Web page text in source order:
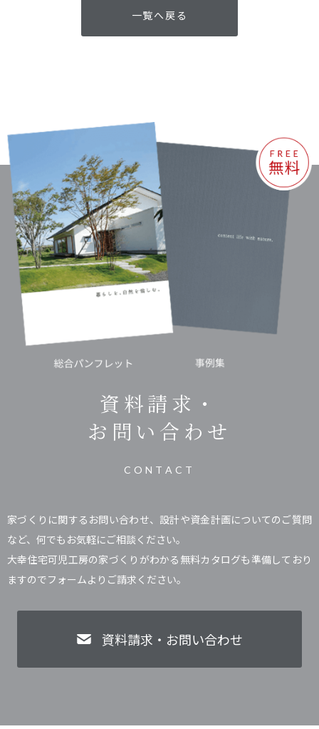
一覧へ戻る
資料請求・
お問い合わせ
CONTACT
家づくりに関するお問い合わせ、設計や資金計画についてのご質問
など、何でもお気軽にご相談ください。
大幸住宅可児工房の家づくりがわかる無料カタログも準備しており
ますのでフォームよりご請求ください。
資料請求・お問い合わせ